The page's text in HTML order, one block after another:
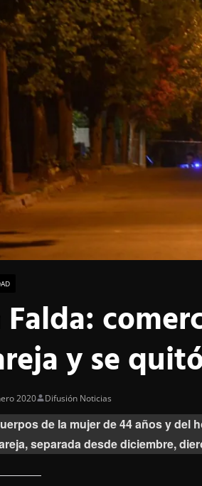
Falda:
y se
2020 Difusión Noticias
de la mujer de 44 años y del
separada desde diciembre,